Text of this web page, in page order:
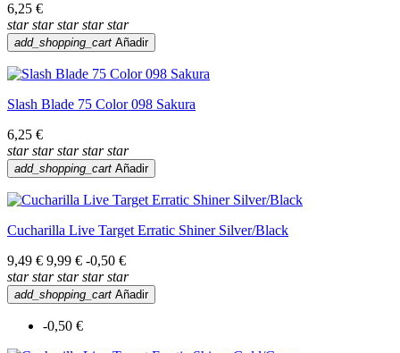
6,25 €
star star star star star
add_shopping_cart Añadir
Slash Blade 75 Color 098 Sakura
6,25 €
star star star star star
add_shopping_cart Añadir
Cucharilla Live Target Erratic Shiner Silver/Black
9,49 € 9,99 € -0,50 €
star star star star star
add_shopping_cart Añadir
-0,50 €